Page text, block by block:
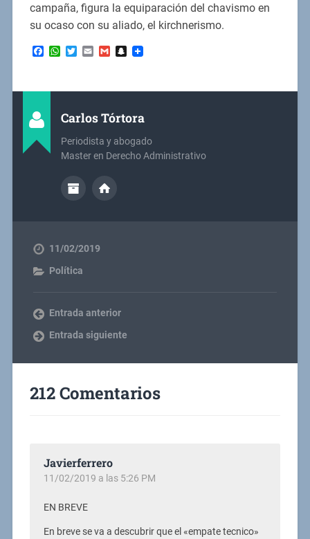
campaña, figura la equiparación del chavismo en
su ocaso con su aliado, el kirchnerismo.
Facebook
WhatsApp
Twitter
EmailGmailSnapchat
Carlos Tórtora
Periodista y abogado
Master en Derecho Administrativo
11/02/2019
Política
Entrada anterior
Entrada siguiente
212 Comentarios
Javierferrero
11/02/2019 a las 5:26 PM
EN BREVE
En breve se va a descubrir que el «empate tecnico»